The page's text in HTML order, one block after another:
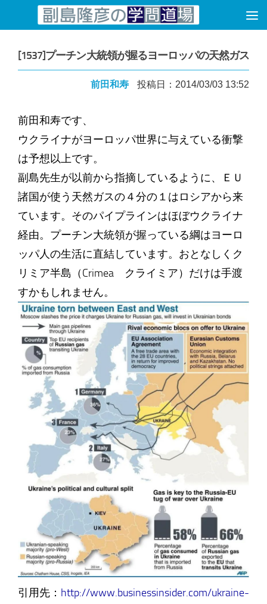
コンテンツへスキップ
[1537]プーチン大統領が握るヨーロッパの天然ガス
前田和寿 投稿日：2014/03/03 13:52
前田和寿です、
ウクライナがヨーロッパ世界に与えている衝撃
は予想以上です。
副島先生が以前から指摘しているように、ＥＵ
諸国が使う天然ガスの４分の１はロシアから来
ています。そのパイプラインはほぼウクライナ
経由。プーチン大統領が握っている綱はヨーロ
ッパ人の生活に直結しています。おとなしくク
リミア半島（Crimea クライミア）だけは手渡
すかもしれません。
引用先： http://www.businessinsider.com/ukraine-